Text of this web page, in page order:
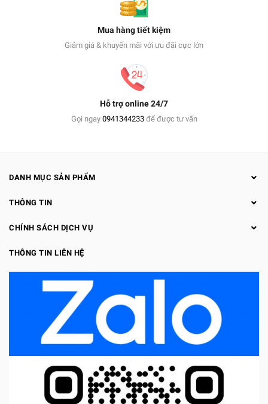
Mua hàng tiết kiệm
Giảm giá & khuyến mãi với ưu đãi cực lớn
Hỗ trợ online 24/7
Gọi ngay 0941344233để được tư vấn
DANH MỤC SẢN PHẨM
THÔNG TIN
CHÍNH SÁCH DỊCH VỤ
THÔNG TIN LIÊN HỆ